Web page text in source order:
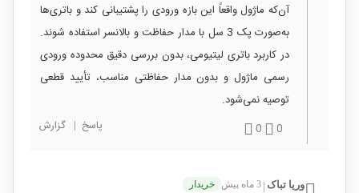
آن‌که ماژول واقعاً این بازه ورودی را پشتیبانی کند و باتری‌ها
به‌صورت پک 3 سل با مدار حفاظت و بالانسر استفاده شوند.
در کاربرد باتری لیتیومی، بدون بررسی دقیق محدوده ورودی
رسمی ماژول و بدون مدار حفاظتی مناسب، تأیید قطعی
توصیه نمی‌شود.
0
0 پاسخ | گزارش
وریا تباک | 3 ماه پیش خریدار